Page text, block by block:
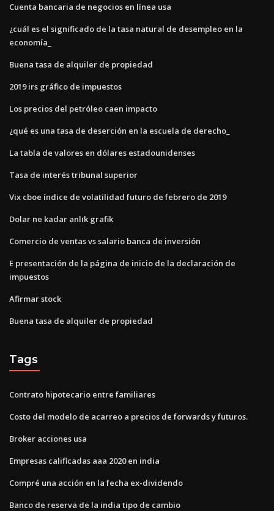
Cuenta bancaria de negocios en línea usa
¿cuál es el significado de la tasa natural de desempleo en la
economía_
Buena tasa de alquiler de propiedad
2019 irs gráfico de impuestos
Los precios del petróleo caen impacto
¿qué es una tasa de deserción en la escuela de derecho_
La tabla de valores en dólares estadounidenses
Tasa de interés tribunal superior
Vix cboe índice de volatilidad futuro de febrero de 2019
Dolar ne kadar anlık grafik
Comercio de ventas vs salario banca de inversión
E presentación de la página de inicio de la declaración de
impuestos
Afirmar stock
Buena tasa de alquiler de propiedad
Tags
Contrato hipotecario entre familiares
Costo del modelo de acarreo a precios de forwards y futuros.
Broker acciones usa
Empresas calificadas aaa 2020 en india
Compré una acción en la fecha ex-dividendo
Banco de reserva de la india tipo de cambio